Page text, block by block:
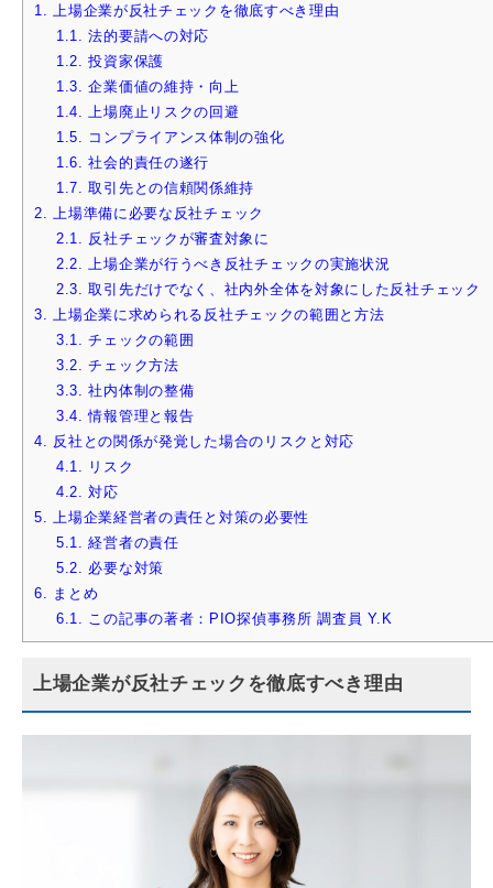
1.
上場企業が反社チェックを徹底すべき理由
1.1.
法的要請への対応
1.2.
投資家保護
1.3.
企業価値の維持・向上
1.4.
上場廃止リスクの回避
1.5.
コンプライアンス体制の強化
1.6.
社会的責任の遂行
1.7.
取引先との信頼関係維持
2.
上場準備に必要な反社チェック
2.1.
反社チェックが審査対象に
2.2.
上場企業が行うべき反社チェックの実施状況
2.3.
取引先だけでなく、社内外全体を対象にした反社チェック
3.
上場企業に求められる反社チェックの範囲と方法
3.1.
チェックの範囲
3.2.
チェック方法
3.3.
社内体制の整備
3.4. 情報管理と報告
4.
反社との関係が発覚した場合のリスクと対応
4.1.
リスク
4.2.
対応
5.
上場企業経営者の責任と対策の必要性
5.1.
経営者の責任
5.2.
必要な対策
6.
まとめ
6.1.
この記事の著者：PIO探偵事務所 調査員 Y.K
上場企業が反社チェックを徹底すべき理由